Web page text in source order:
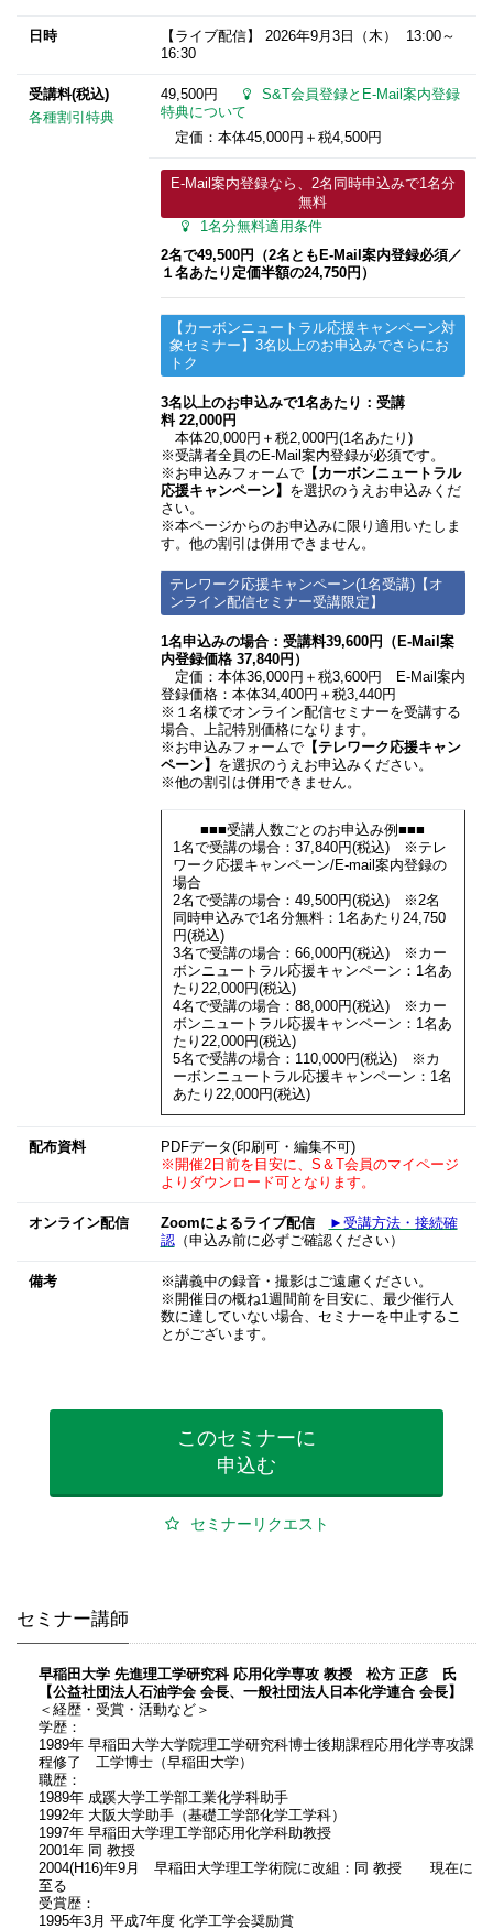
日時 【ライブ配信】 2026年9月3日
（木） 13:00～
16:30
受講料(税込)
各種割引特典
49,500円
S&T会員登録とE-Mail案内登録
特典について
定価：本体45,000円＋税4,500円
E-Mail案内登録なら、2名同時申込みで1名分
無料
1名分無料適用条件
2名で49,500円（2名ともE-Mail案内登録必須​／
１名あたり 定価半額の24,750円）
【カーボンニュートラル応援キャンペーン対
象セミナー】3名以上のお申込みでさらにお
トク
3名以上のお申込みで1名あたり：受講
料 22,000円
本体20,000円＋税2,000円(1名あたり)
※受講者全員のE-Mail案内登録が必須です。
※お申込みフォームで【カーボンニュートラル
応援キャンペーン】
を選択のうえお申込みくだ
さい。
※本ページからのお申込みに限り適用いたしま
す。他の割引は併用できません。
テレワーク応援キャンペーン(1名受講)【オ
ンライン配信セミナー受講限定】
1名申込みの場合：受講料39,600円（E-Mail案
内登録価格 37,840円）
定価：本体36,000円＋税3,600円 E-Mail案内
登録価格：本体34,400円＋税3,440円
※１名様でオンライン配信セミナーを受講する
場合、上記特別価格になります。
※お申込みフォームで【テレワーク応援キャン
ペーン】
を選択のうえお申込みください。
※他の割引は併用できません。
■■■受講人数ごとのお申込み例■■■
1名で受講の場合：37,840円(税込) ※テレ
ワーク応援キャンペーン/E-mail案内登録の
場合
2名で受講の場合：49,500円(税込) ※2名
同時申込みで1名分無料：1名あたり24,750
円(税込)
3名で受講の場合：66,000円(税込) ※カー
ボンニュートラル応援キャンペーン：1名あ
たり22,000円(税込)
4名で受講の場合：88,000円(税込) ※カー
ボンニュートラル応援キャンペーン：1名あ
たり22,000円(税込)
5名で受講の場合：110,000円(税込) ※カ
ーボンニュートラル応援キャンペーン：1名
あたり22,000円(税込)
配布資料
PDFデータ(印刷可・編集不可)
※開催2日前を目安に、S＆T会員のマイページ
よりダウンロード可となります。
オンライン配信 Zoomによるライブ配信
►受講方法・接続確
認（申込み前に必ずご確認ください）
備考
※講義中の録音・撮影はご遠慮ください。
※開催日の概ね1週間前を目安に、最少催行人
数に達していない場合、セミナーを中止するこ
とがございます。
このセミナーに
申込む
セミナーリクエスト
セミナー講師
早稲田大学 先進理工学研究科 応用化学専攻 教授 松方 正彦 氏
【公益社団法人石油学会 会長、一般社団法人日本化学連合 会長】
＜経歴・受賞・活動など＞
学歴：
1989年 早稲田大学大学院理工学研究科博士後期課程応用化学専攻課
程修了 工学博士（早稲田大学）
職歴：
1989年 成蹊大学工学部工業化学科助手
1992年 大阪大学助手（基礎工学部化学工学科）
1997年 早稲田大学理工学部応用化学科助教授
2001年 同 教授
2004(H16)年9月 早稲田大学理工学術院に改組：同 教授 現在に
至る
受賞歴：
1995年3月 平成7年度 化学工学会奨励賞